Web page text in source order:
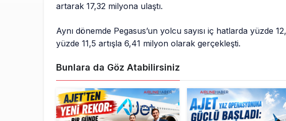
artarak 17,32 milyona ulaştı.
Aynı dönemde Pegasus’un yolcu sayısı iç hatlarda yüzde
yüzde 11,5 artışla 6,41 milyon olarak gerçekleşti.
Bunlara da Göz Atabilirsiniz